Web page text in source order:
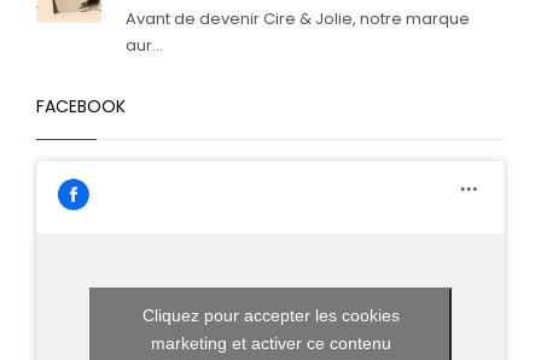
Avant de devenir Cire & Jolie, notre marque
aur...
FACEBOOK
Cliquez pour accepter les cookies
marketing et activer ce contenu